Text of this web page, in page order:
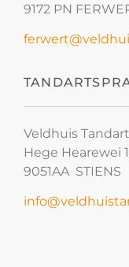
9172 PN
Veldhuis
Hege Hearewei
9051AA STIENS